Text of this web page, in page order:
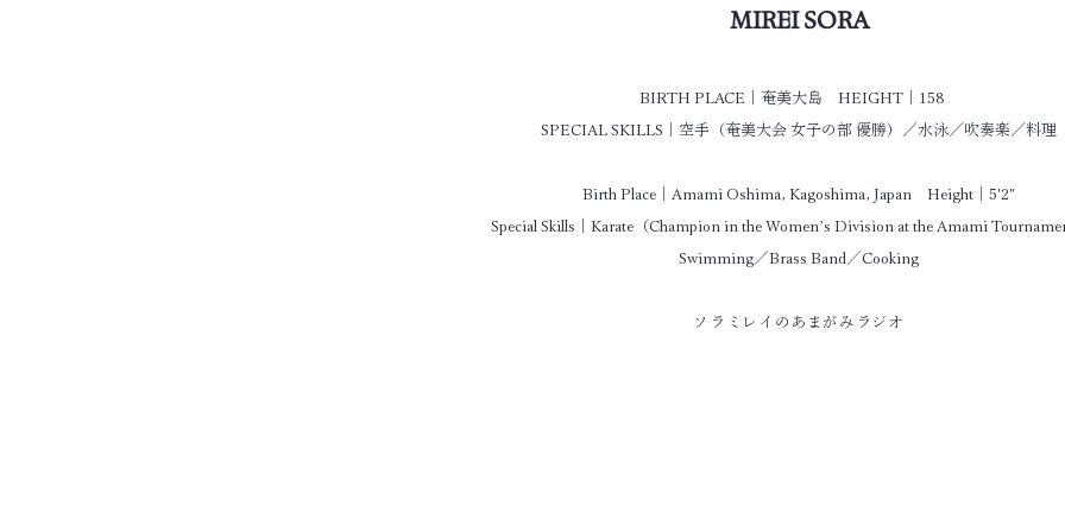
MIREI SORA
BIRTH PLACE｜奄美大島 HEIGHT｜158
SPECIAL SKILLS｜空手（奄美大会 女子の部 優勝）／水泳／吹奏楽／料理
Birth Place｜Amami Oshima, Kagoshima, Japan Height｜5'2"
Special Skills｜Karate（Champion in the Women’s Division at the Amami
Swimming／Brass Band／Cooking
ソラミレイのあまがみラジオ